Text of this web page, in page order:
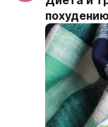
похудению